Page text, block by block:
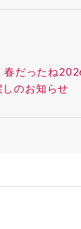
春だったね
のお知らせ